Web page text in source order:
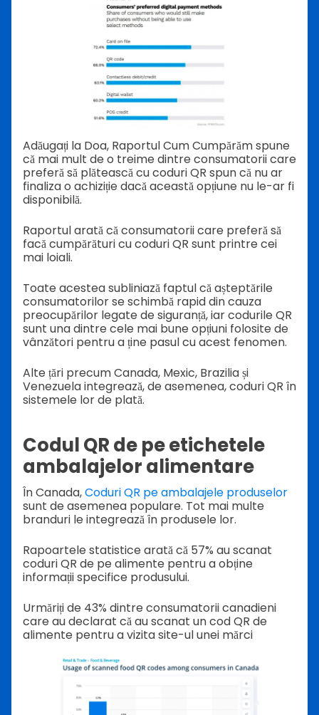
Adăugați la Doa, Raportul Cum Cumpărăm spune
că mai mult de o treime dintre consumatorii care
preferă să plătească cu coduri QR spun că nu ar
finaliza o achiziție dacă această opțiune nu le-ar fi
disponibilă.
Raportul arată că consumatorii care preferă să
facă cumpărături cu coduri QR sunt printre cei
mai loiali.
Toate acestea subliniază faptul că așteptările
consumatorilor se schimbă rapid din cauza
preocupărilor legate de siguranță, iar codurile QR
sunt una dintre cele mai bune opțiuni folosite de
vânzători pentru a ține pasul cu acest fenomen.
Alte țări precum Canada, Mexic, Brazilia și
Venezuela integrează, de asemenea, coduri QR în
sistemele lor de plată.
Codul QR de pe etichetele
ambalajelor alimentare
În Canada,Coduri QR pe ambalajele produselor
sunt de asemenea populare. Tot mai multe
branduri le integrează în produsele lor.
Rapoartele statistice arată că 57% au scanat
coduri QR de pe alimente pentru a obține
informații specifice produsului.
Urmăriți de 43% dintre consumatorii canadieni
care au declarat că au scanat un cod QR de
alimente pentru a vizita site-ul unei mărci